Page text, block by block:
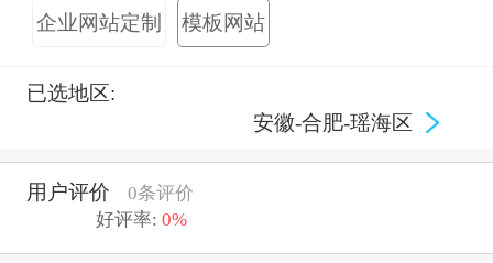
企业网站定制 模板网站
已选地区:
安徽-合肥-瑶海区
用户评价
0条评价
好评率: 0%